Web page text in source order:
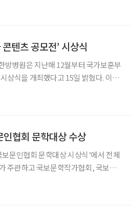
텐츠 공모전’ 시상식
방병원은 지난해 12월부터 국가보훈부
상식을 개최했다고 15일 밝혔다. 이날
인협회 문학대상 수상
문인협회 문학대상 시상식’에서 전체
주관하고 국보문학작가협회, 국보낭송